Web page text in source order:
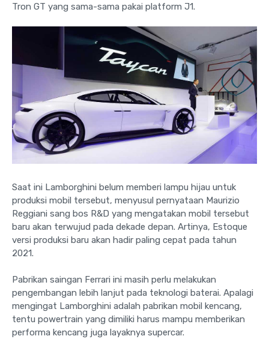
Tron GT yang sama-sama pakai platform J1.
Saat ini Lamborghini belum memberi lampu hijau untuk
produksi mobil tersebut, menyusul pernyataan Maurizio
Reggiani sang bos R&D yang mengatakan mobil tersebut
baru akan terwujud pada dekade depan. Artinya, Estoque
versi produksi baru akan hadir paling cepat pada tahun
2021.
Pabrikan saingan Ferrari ini masih perlu melakukan
pengembangan lebih lanjut pada teknologi baterai. Apalagi
mengingat Lamborghini adalah pabrikan mobil kencang,
tentu powertrain yang dimiliki harus mampu memberikan
performa kencang juga layaknya supercar.